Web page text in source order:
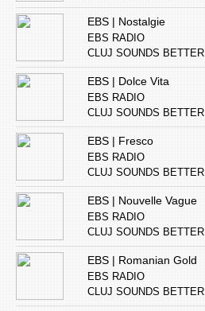
EBS | Nostalgie
EBS RADIO
CLUJ SOUNDS BETTER
EBS | Dolce Vita
EBS RADIO
CLUJ SOUNDS BETTER
EBS | Fresco
EBS RADIO
CLUJ SOUNDS BETTER
EBS | Nouvelle Vague
EBS RADIO
CLUJ SOUNDS BETTER
EBS | Romanian Gold
EBS RADIO
CLUJ SOUNDS BETTER